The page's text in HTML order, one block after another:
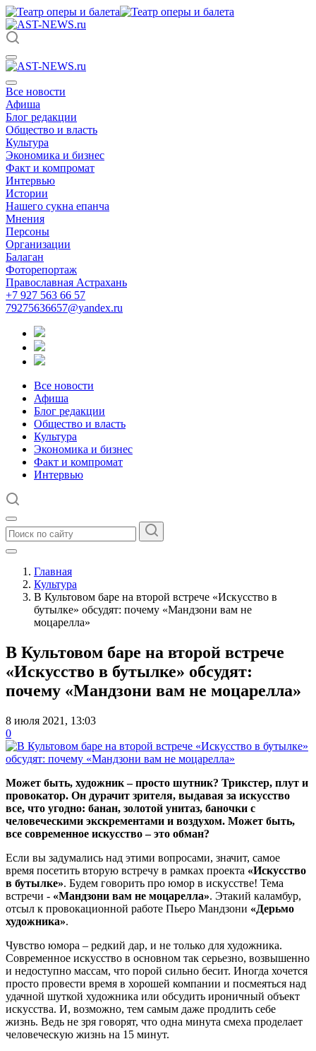
Все новости
Афиша
Блог редакции
Общество и власть
Культура
Экономика и бизнес
Факт и компромат
Интервью
Истории
Нашего сукна епанча
Мнения
Персоны
Организации
Балаган
Фоторепортаж
Православная Астрахань
+7 927 563 66 57
79275636657@yandex.ru
Все новости
Афиша
Блог редакции
Общество и власть
Культура
Экономика и бизнес
Факт и компромат
Интервью
Главная
Культура
В Культовом баре на второй встрече «Искусство в
бутылке» обсудят: почему «Мандзони вам не
моцарелла»
В Культовом баре на второй встрече
«Искусство в бутылке» обсудят:
почему «Мандзони вам не моцарелла»
8 июля 2021, 13:03
0
Может быть, художник – просто шутник? Трикстер, плут и
провокатор. Он дурачит зрителя, выдавая за искусство
все, что угодно: банан, золотой унитаз, баночки с
человеческими экскрементами и воздухом. Может быть,
все современное искусство – это обман?
Если вы задумались над этими вопросами, значит, самое
время посетить вторую встречу в рамках проекта «Искусство
в бутылке». Будем говорить про юмор в искусстве! Тема
встречи - «Мандзони вам не моцарелла». Этакий каламбур,
отсыл к провокационной работе Пьеро Мандзони «Дерьмо
художника».
Чувство юмора – редкий дар, и не только для художника.
Современное искусство в основном так серьезно, возвышенно
и недоступно массам, что порой сильно бесит. Иногда хочется
просто провести время в хорошей компании и посмеяться над
удачной шуткой художника или обсудить ироничный объект
искусства. И, возможно, тем самым даже продлить себе
жизнь. Ведь не зря говорят, что одна минута смеха проделает
человеческую жизнь на 15 минут.